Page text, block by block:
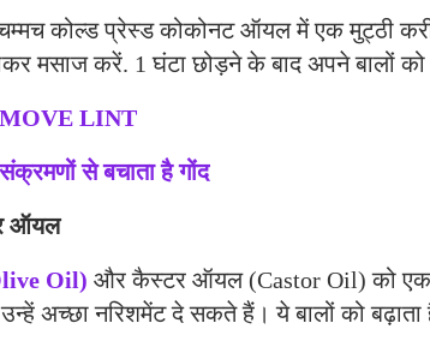
कोल्ड प्रेस्ड कोकोनट ऑयल में एक मुट्ठी
मसाज करें. 1 घंटा छोड़ने के बाद अपने बालों
LINT
से बचाता है गोंद
ऑयल
Oil) और कैस्टर ऑयल (Castor Oil) को एक
अच्छा नरिशमेंट दे सकते हैं। ये बालों को